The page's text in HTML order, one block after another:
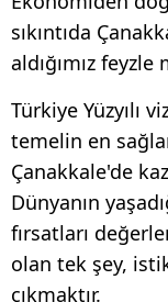
sıkıntıda
aldığımız
Türkiye Yüzyılı
temelin en
Çanakkale'de
Dünyanın
fırsatları
olan tek şey,
çıkmaktır.